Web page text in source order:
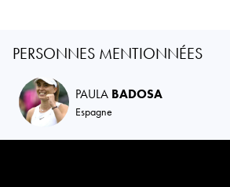
PERSONNES MENTIONNÉES
PAULA BADOSA
Espagne